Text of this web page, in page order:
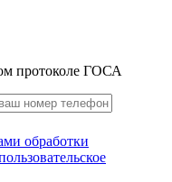
протоколе ГОСА
обработки